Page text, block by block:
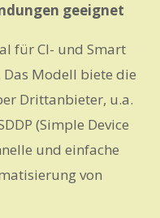
geeignet
für CI- und Smart
Modell biete die
Drittanbieter, u.a.
(Simple Device
und einfache
von